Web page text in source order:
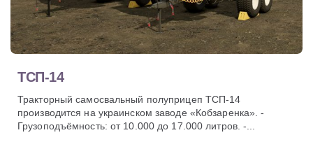
ТСП-14
Тракторный самосвальный полуприцеп ТСП-14
производится на украинском заводе «Кобзаренка». -
Грузоподъёмность: от 10.000 до 17.000 литров. -...